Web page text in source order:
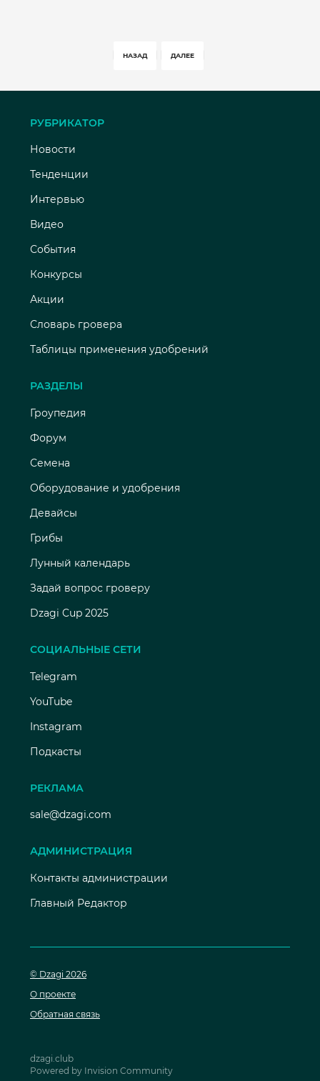
НАЗАД ДАЛЕЕ
РУБРИКАТОР
Новости
Тенденции
Интервью
Видео
События
Конкурсы
Акции
Словарь гровера
Таблицы применения удобрений
РАЗДЕЛЫ
Гроупедия
Форум
Семена
Оборудование и удобрения
Девайсы
Грибы
Лунный календарь
Задай вопрос гроверу
Dzagi Cup 2025
СОЦИАЛЬНЫЕ СЕТИ
Telegram
YouTube
Instagram
Подкасты
РЕКЛАМА
sale@dzagi.com
АДМИНИСТРАЦИЯ
Контакты администрации
Главный Редактор
© Dzagi 2026
О проекте
Обратная связь
dzagi.club
Powered by Invision Community